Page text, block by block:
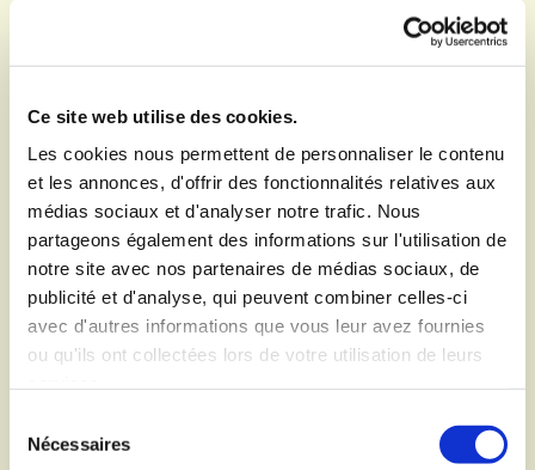
Ce site web utilise des cookies.
Les cookies nous permettent de personnaliser le contenu
et les annonces, d'offrir des fonctionnalités relatives aux
médias sociaux et d'analyser notre trafic. Nous
partageons également des informations sur l'utilisation de
notre site avec nos partenaires de médias sociaux, de
publicité et d'analyse, qui peuvent combiner celles-ci
avec d'autres informations que vous leur avez fournies
ou qu'ils ont collectées lors de votre utilisation de leurs
Nécessaires